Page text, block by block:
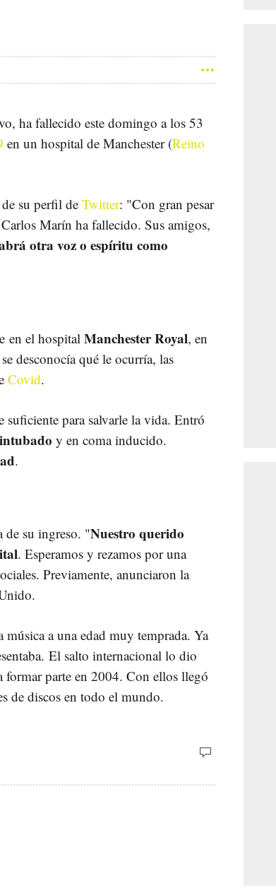
ha fallecido este domingo a los 53
en un hospital de Manchester (Reino
su perfil de Twitter: "Con gran pesar
Marín ha fallecido. Sus amigos,
otra voz o espíritu como
en el hospital Manchester Royal, en
desconocía qué le ocurría, las
Covid.
para salvarle la vida. Entró
intubado y en coma inducido.
.
de su ingreso. "Nuestro querido
. Esperamos y rezamos por una
Previamente, anunciaron la
música a una edad muy temprada. Ya
El salto internacional lo dio
formar parte en 2004. Con ellos llegó
de discos en todo el mundo.